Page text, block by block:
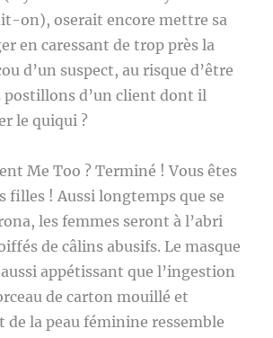
on), oserait encore mettre sa
en caressant de trop près la
d’un suspect, au risque d’être
postillons d’un client dont il
le quiqui ?
Me Too ? Terminé ! Vous êtes
filles ! Aussi longtemps que se
les femmes seront à l’abri
de câlins abusifs. Le masque
appétissant que l’ingestion
de carton mouillé et
de la peau féminine ressemble